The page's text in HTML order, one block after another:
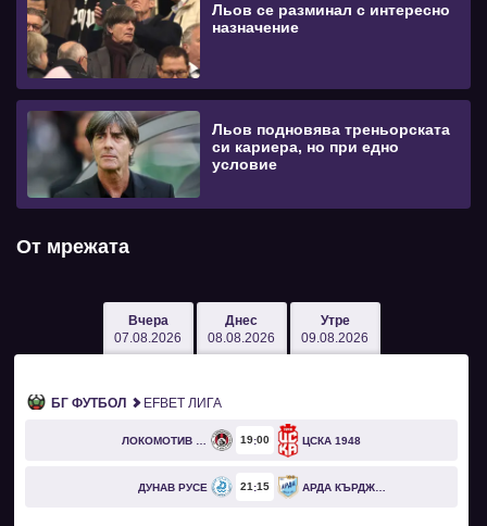
Льов се разминал с интересно
назначение
Льов подновява треньорската
си кариера, но при едно
условие
От мрежата
Вчера
07.08.2026
Днес
08.08.2026
Утре
09.08.2026
БГ ФУТБОЛ EFBET ЛИГА
19 00 ЦСКА 1948
ДУНАВ РУСЕ 21 15 АРДА КЪРДЖАЛИ